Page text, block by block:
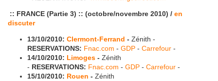
:: FRANCE (Partie 3) :: (octobre/novembre 2010) / en
discuter
13/10/2010: Clermont-Ferrand - Zénith -
RESERVATIONS: Fnac.com - GDP - Carrefour -
14/10/2010: Limoges - Zénith
- RESERVATIONS: Fnac.com - GDP - Carrefour -
15/10/2010: Rouen - Zénith